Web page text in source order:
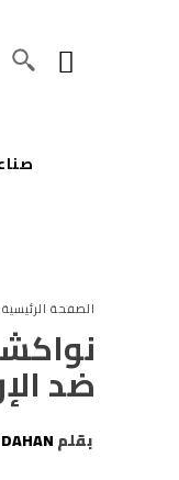
الصفحة الرئيسية
ضد
بقلم